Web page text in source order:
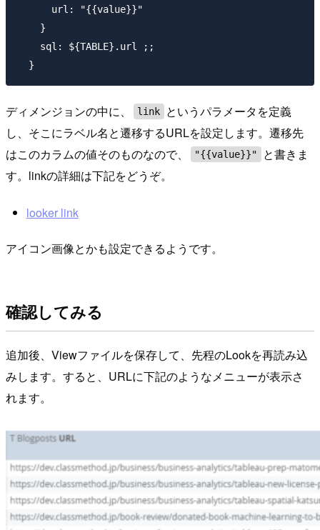
      url: "{{value}}"
    }
    sql: ${TABLE}.url ;;
ディメンジョンの中に、 link
というパラメータを定義
し、そこにラベル名と遷移するURLを設定します。遷移先
はこのカラムの値そのものなので、
"{{value}}"
と書きま
す。linkの詳細は下記をどうぞ。
looker link
アイコン画像とかも設定できるようです。
確認してみる
追加後、Viewファイルを保存して、先程のLookを再読み込
みします。すると、URLに下記のようなメニューが表示さ
れます。